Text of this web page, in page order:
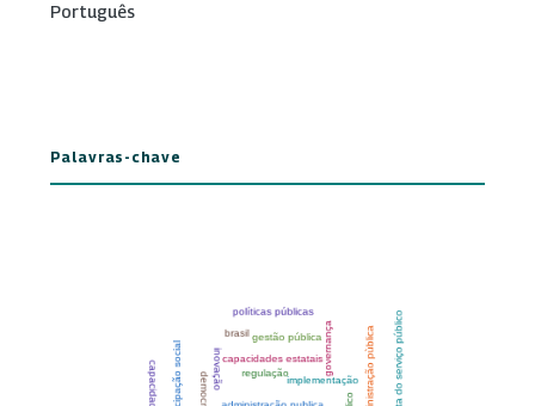
Português
Palavras-chave